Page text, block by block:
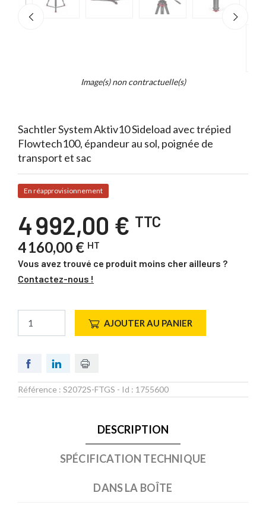
Image(s) non contractuelle(s)
Sachtler System Aktiv10 Sideload avec trépied
Flowtech100, épandeur au sol, poignée de
transport et sac
En réapprovisionnement
4 992,00 € TTC
4 160,00 € HT
Vous avez trouvé ce produit moins cher ailleurs ?
Contactez-nous !
AJOUTER AU PANIER
Référence : S2072S-FTGS - Id : 1755600
DESCRIPTION
SPÉCIFICATION TECHNIQUE
DANS LA BOÎTE